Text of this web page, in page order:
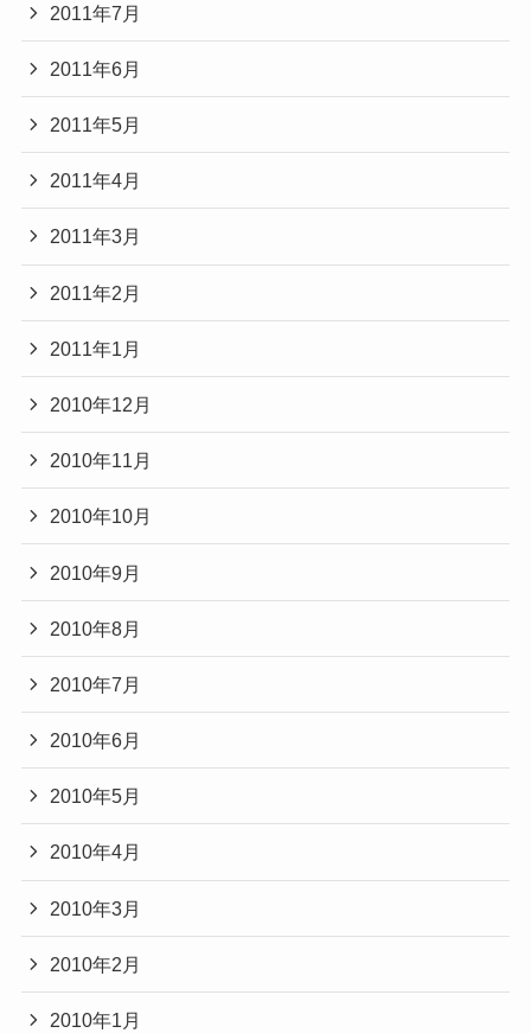
2011年7月
2011年6月
2011年5月
2011年4月
2011年3月
2011年2月
2011年1月
2010年12月
2010年11月
2010年10月
2010年9月
2010年8月
2010年7月
2010年6月
2010年5月
2010年4月
2010年3月
2010年2月
2010年1月